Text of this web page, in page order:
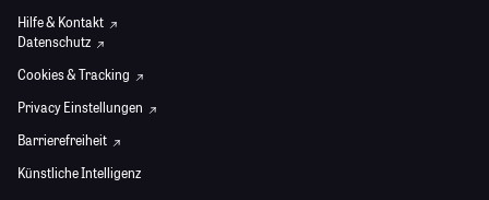
Hilfe & Kontakt
Datenschutz
Cookies & Tracking
Privacy Einstellungen
Barrierefreiheit
Künstliche Intelligenz